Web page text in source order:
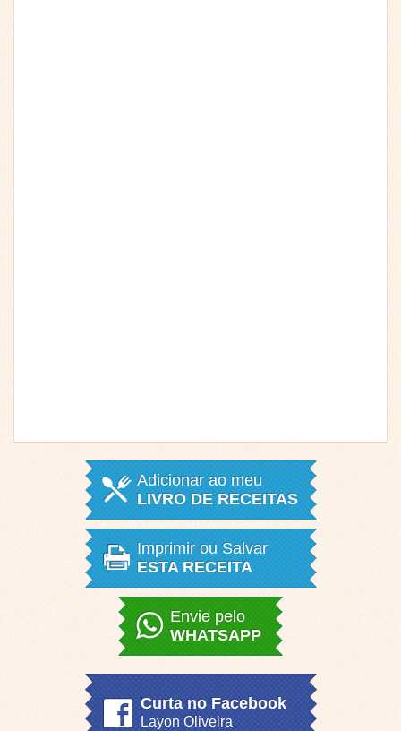
Adicionar ao meu
LIVRO DE RECEITAS
Imprimir ou Salvar
ESTA RECEITA
Envie pelo
WHATSAPP
Curta no Facebook
Layon Oliveira